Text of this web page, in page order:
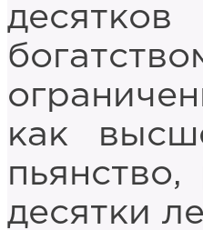
как
десятки